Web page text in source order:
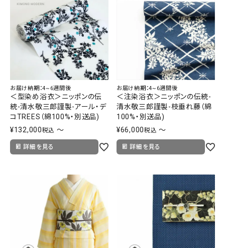
お届け納期：4~6週間後
＜型染め浴衣＞ニッポンの伝
統-清水敬三郎謹製-アール・デ
コTREES（綿100%・別送品)
¥132,000税込 〜
詳細を見る
お届け納期：4~6週間後
＜注染浴衣＞ニッポンの伝統-
清水敬三郎謹製-枝垂れ藤（綿
100%・別送品)
¥66,000税込 〜
詳細を見る